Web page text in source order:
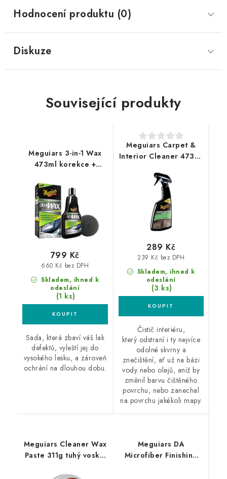
Hodnocení produktu (0)
Diskuze
Související produkty
Meguiars 3-in-1 Wax
473ml korekce +
jediném kroku
Skladem, ihned k
odeslání
(1 ks)
660 Kč bez DPH
799 Kč
Sada, která zbaví váš lak
defektů, vyleští jej do
vysokého lesku, a zároveň
ochrání na dlouhou dobu.
Meguiars Carpet &
Interior Cleaner 473ml
Skladem, ihned k
odeslání
(3 ks)
239 Kč bez DPH
289 Kč
Čistič interiéru,
který odstraní i ty nejvíce
odolné skvrny a
znečištění, ať už na bázi
vody nebo olejů, aniž by
změnil barvu čištěného
povrchu, nebo zanechal
na povrchu jakékoli mapy.
Meguiars Cleaner Wax
Paste 311g tuhý vosk s
Meguiars DA
Microfiber Finishing